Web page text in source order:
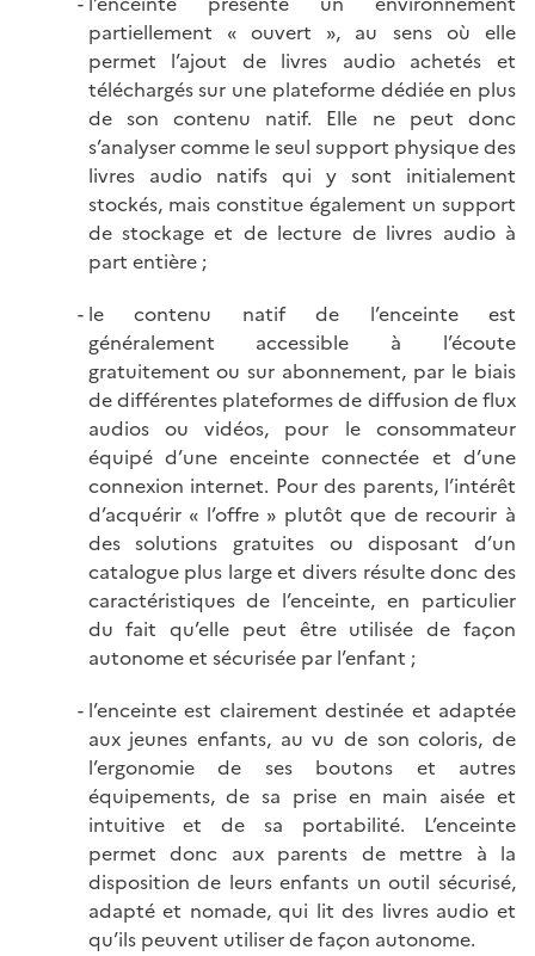
partiellement « ouvert », au sens où elle
permet l’ajout de livres audio achetés et
téléchargés sur une plateforme dédiée en plus
de son contenu natif. Elle ne peut donc
s’analyser comme le seul support physique des
livres audio natifs qui y sont initialement
stockés, mais constitue également un support
de stockage et de lecture de livres audio à
part entière ;
le contenu natif de l’enceinte est
généralement accessible à l’écoute
gratuitement ou sur abonnement, par le biais
de différentes plateformes de diffusion de flux
audios ou vidéos, pour le consommateur
équipé d’une enceinte connectée et d’une
connexion internet. Pour des parents, l’intérêt
d’acquérir « l’offre » plutôt que de recourir à
des solutions gratuites ou disposant d’un
catalogue plus large et divers résulte donc des
caractéristiques de l’enceinte, en particulier
du fait qu’elle peut être utilisée de façon
autonome et sécurisée par l’enfant ;
l’enceinte est clairement destinée et adaptée
aux jeunes enfants, au vu de son coloris, de
l’ergonomie de ses boutons et autres
équipements, de sa prise en main aisée et
intuitive et de sa portabilité. L’enceinte
permet donc aux parents de mettre à la
disposition de leurs enfants un outil sécurisé,
adapté et nomade, qui lit des livres audio et
qu’ils peuvent utiliser de façon autonome.